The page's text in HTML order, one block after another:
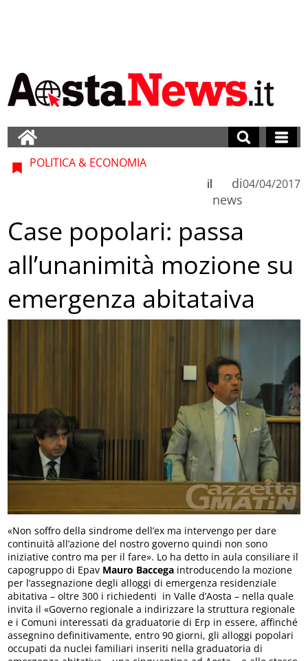
POLITICA & ECONOMIA
di
news
il 04/04/2017
Case popolari: passa
all’unanimità mozione su
emergenza abitataiva
«Non soffro della sindrome dell’ex ma intervengo per dare
continuità all’azione del nostro governo quindi non sono
iniziative contro ma per il fare». Lo ha detto in aula consiliare il
capogruppo di Epav Mauro Baccega introducendo la mozione
per l’assegnazione degli alloggi di emergenza residenziale
abitativa – oltre 300 i richiedenti in Valle d’Aosta – nella quale
invita il «Governo regionale a indirizzare la struttura regionale
e i Comuni interessati da graduatorie di Erp in essere, affinché
assegnino definitivamente, entro 90 giorni, gli alloggi popolari
occupati da nuclei familiari inseriti nella graduatoria di